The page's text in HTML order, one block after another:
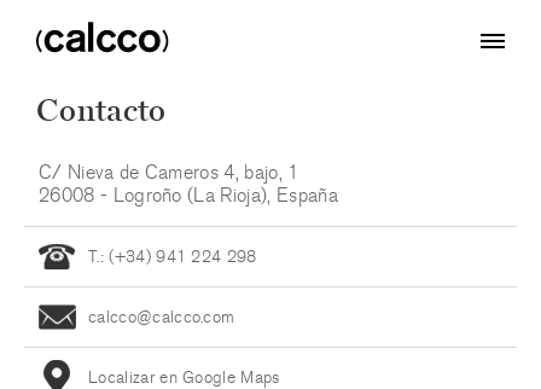
Actualmente en:
momentos.
Contacto
C/ Nieva de Cameros 4, bajo, 1
26008 - Logroño (La Rioja), España
T.: (+34) 941 224 298
calcco@calcco.com
Localizar en Google Maps